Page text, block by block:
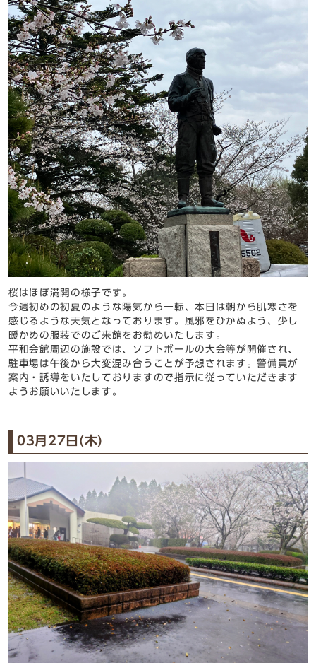
桜はほぼ満開の様子です。
今週初めの初夏のような陽気から一転、本日は朝から肌寒さを
感じるような天気となっております。風邪をひかぬよう、少し
暖かめの服装でのご来館をお勧めいたします。
平和会館周辺の施設では、ソフトボールの大会等が開催され、
駐車場は午後から大変混み合うことが予想されます。警備員が
案内・誘導をいたしておりますので指示に従っていただきます
ようお願いいたします。
03月27日(木)